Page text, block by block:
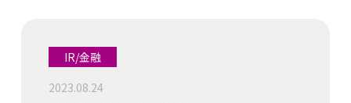
IR/金融
2023.08.24